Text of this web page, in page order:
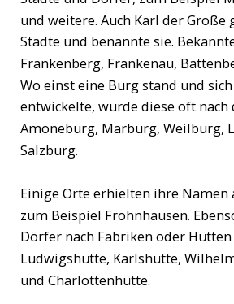
und weitere. Auch Karl der
Städte und benannte sie.
Frankenberg, Frankenau,
Wo einst eine Burg stand und
entwickelte, wurde diese oft
Amöneburg, Marburg, Weilburg,
Salzburg.
Einige Orte erhielten ihre Namen
zum Beispiel Frohnhausen.
Dörfer nach Fabriken oder
Ludwigshütte, Karlshütte,
und Charlottenhütte.